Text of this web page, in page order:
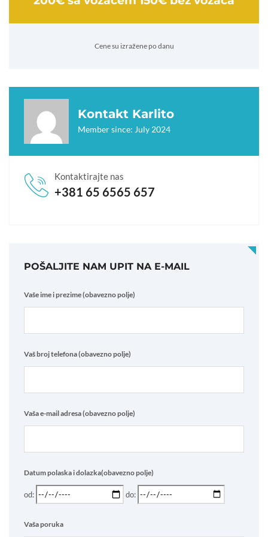
Cene su izražene po danu
Kontakt Karlito
Member since: July 2024
Kontaktirajte nas
+381 65 6565 657
POŠALJITE NAM UPIT NA E-MAIL
Vaše ime i prezime (obavezno polje)
Vaš broj telefona (obavezno polje)
Vaša e-mail adresa (obavezno polje)
Datum polaska i dolazka(obavezno polje)
od: do:
Vaša poruka